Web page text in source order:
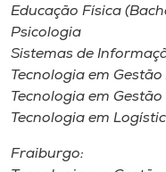
Educação Física
Psicologia
Sistemas de
Tecnologia em
Tecnologia em
Tecnologia em
Fraiburgo: